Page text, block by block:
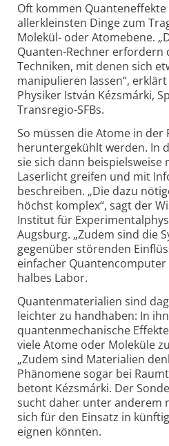
Oft kommen
allerkleinsten Dinge zum
Molekül- oder Atomebene.
Quanten-Rechner erfordern
Techniken, mit denen sich
manipulieren lassen“,
Physiker István Kézsmárki,
Transregio-SFBs.
So müssen die Atome in der
heruntergekühlt werden. In
sie sich dann beispielsweise
Laserlicht greifen und mit
beschreiben. „Die dazu
höchst komplex“, sagt der
Institut für
Augsburg. „Zudem sind die
gegenüber störenden
einfacher
halbes Labor.
Quantenmaterialien sind
leichter zu handhaben: In
quanten­mechanische
viele Atome oder Moleküle
„Zudem sind Materialien
Phänomene sogar bei
betont Kézsmárki. Der
sucht daher unter anderem
sich für den Einsatz in
eignen könnten.